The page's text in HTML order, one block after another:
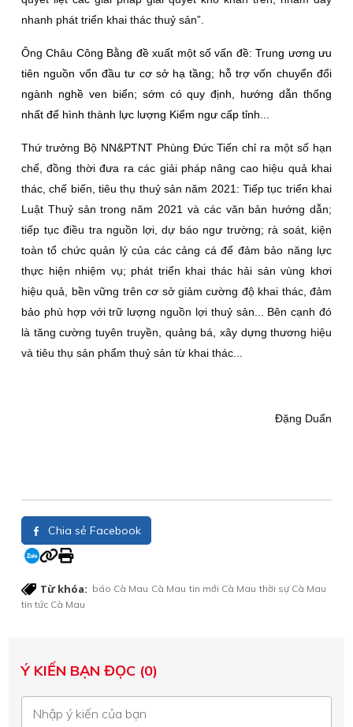
nhanh phát triển khai thác thuỷ sản”.
ÔngChâu Công Bằng đề xuất một số vấn đề: Trung ương ưu
tiên nguồn vốn đầu tư cơ sở hạ tầng; hỗ trợ vốn chuyển đổi
ngành nghề ven biển; sớm có quy định, hướng dẫn thống
nhất để hình thành lực lượng Kiểm ngư cấp tỉnh...
Thứ trưởng Bộ NN&PTNT Phùng Đức Tiến chỉ ra một số hạn
chế, đồng thời đưa ra các giải pháp nâng cao hiệu quả khai
thác, chế biến, tiêu thụ thuỷ sản năm 2021: Tiếp tục triển khai
Luật Thuỷ sản trong năm 2021 và các văn bản hướng dẫn;
tiếp tục điều tra nguồn lợi, dự báo ngư trường; rà soát, kiện
toàn tổ chức quản lý của các cảng cá để đảm bảo năng lực
thực hiện nhiệm vụ; phát triển khai thác hải sản vùng khơi
hiệu quả, bền vững trên cơ sở giảm cường độ khai thác, đảm
bảo phù hợp với trữ lượng nguồn lợi thuỷ sản... Bên cạnh đó
là tăng cường tuyên truyền, quảng bá, xây dựng thương hiệu
và tiêu thụ sản phẩm thuỷ sản từ khai thác...
Đặng Duẩn
Chia sẻ Facebook
Từ khóa: báo Cà Mau Cà Mau tin mới Cà Mau thời sự Cà Mau
tin tức Cà Mau
Ý KIẾN BẠN ĐỌC (0)